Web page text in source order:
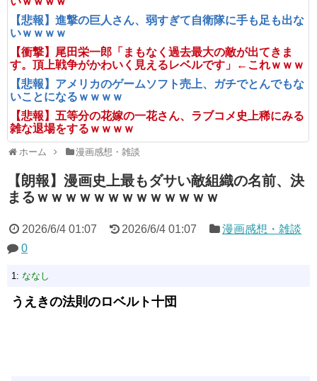
【悲報】進撃の巨人さん、弱すぎて自衛隊に手も足も出な
いｗｗｗｗ
【衝撃】尾田栄一郎「まもなく過去最大の敵が出てきま
す。頂上戦争がかわいく見えるレベルです」←これｗｗｗ
【悲報】アメリカのゲームソフト売上、ガチでとんでもな
いことになるｗｗｗｗ
【悲報】五等分の花嫁の一花さん、ラブコメ史上稀にみる
雑な退場をするｗｗｗｗ
ホーム 漫画感想・雑談
【朗報】漫画史上最もダサい敵組織の名前、決
まるｗｗｗｗｗｗｗｗｗｗｗｗｗ
2026/6/4 01:07 2026/6/4 01:07
漫画感想・雑談
0
1: ななし
うえきの法則のロベルト十団